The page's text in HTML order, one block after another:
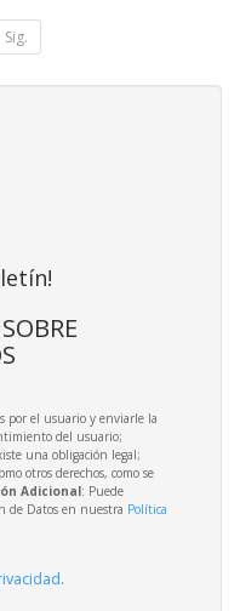
Sig.
por el usuario y enviarle la
del usuario;
una obligación legal;
otros derechos, como se
Adicional: Puede
de Datos en nuestra Política
.